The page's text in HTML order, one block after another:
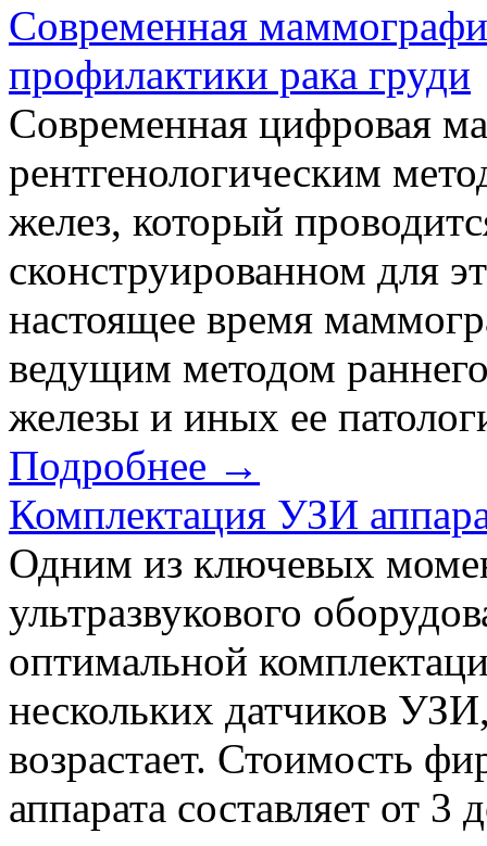
Современная
профилактики рака груди
Современная цифровая
рентгенологическим
желез, который
сконструированном для
настоящее время
ведущим методом
железы и иных ее
Подробнее →
Комплектация УЗИ
Одним из ключевых
ультразвукового
оптимальной
нескольких датчиков
возрастает. Стоимость
аппарата составляет от